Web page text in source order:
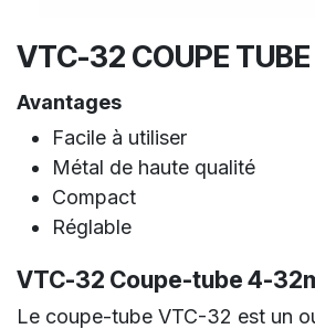
VTC-32 COUPE
Avantages
Facile à utiliser
Métal de haute qualité
Compact
Réglable
VTC-32 Coupe-tube 4-
Le coupe-tube VTC-32 est un